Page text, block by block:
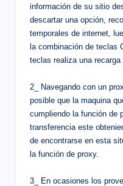
información de su sitio
descartar una opción,
temporales de internet,
la combinación de teclas
teclas realiza una recarga
2_ Navegando con un
posible que la maquina
cumpliendo la función de
transferencia este
de encontrarse en esta
la función de proxy.
3_ En ocasiones los